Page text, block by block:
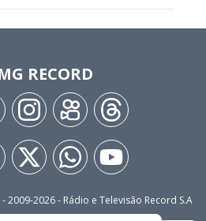
RECORD
2009-2026- Rádio e Televisão Record S.A